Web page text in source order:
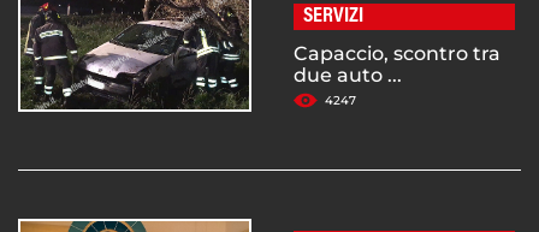
SERVIZI
Capaccio, scontro tra
due auto ...
4247